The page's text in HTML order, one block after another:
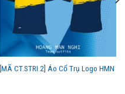
[MÃ CT.STRI.2] Áo Cổ Trụ Logo HMN